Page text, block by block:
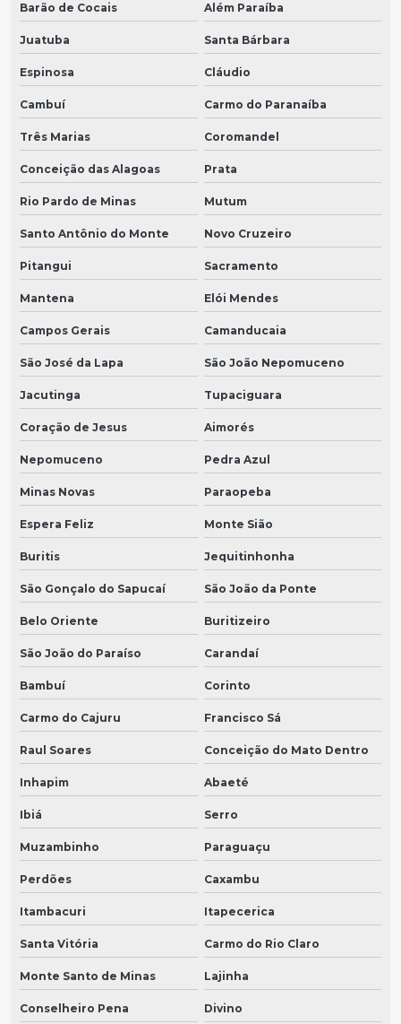
Barão de Cocais Além Paraíba
Juatuba Santa Bárbara
Espinosa Cláudio
Cambuí Carmo do Paranaíba
Três Marias Coromandel
Conceição das Alagoas Prata
Rio Pardo de Minas Mutum
Santo Antônio do Monte Novo Cruzeiro
Pitangui Sacramento
Mantena Elói Mendes
Campos Gerais Camanducaia
São José da Lapa São João Nepomuceno
Jacutinga Tupaciguara
Coração de Jesus Aimorés
Nepomuceno Pedra Azul
Minas Novas Paraopeba
Espera Feliz Monte Sião
Buritis Jequitinhonha
São Gonçalo do Sapucaí São João da Ponte
Belo Oriente Buritizeiro
São João do Paraíso Carandaí
Bambuí Corinto
Carmo do Cajuru Francisco Sá
Raul Soares Conceição do Mato Dentro
Inhapim Abaeté
Ibiá Serro
Muzambinho Paraguaçu
Perdões Caxambu
Itambacuri Itapecerica
Santa Vitória Carmo do Rio Claro
Monte Santo de Minas Lajinha
Conselheiro Pena Divino